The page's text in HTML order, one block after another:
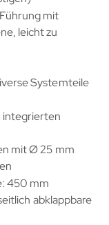
mit
leicht zu
Systemteile
integrierten
mit Ø 25 mm
450 mm
abklappbare